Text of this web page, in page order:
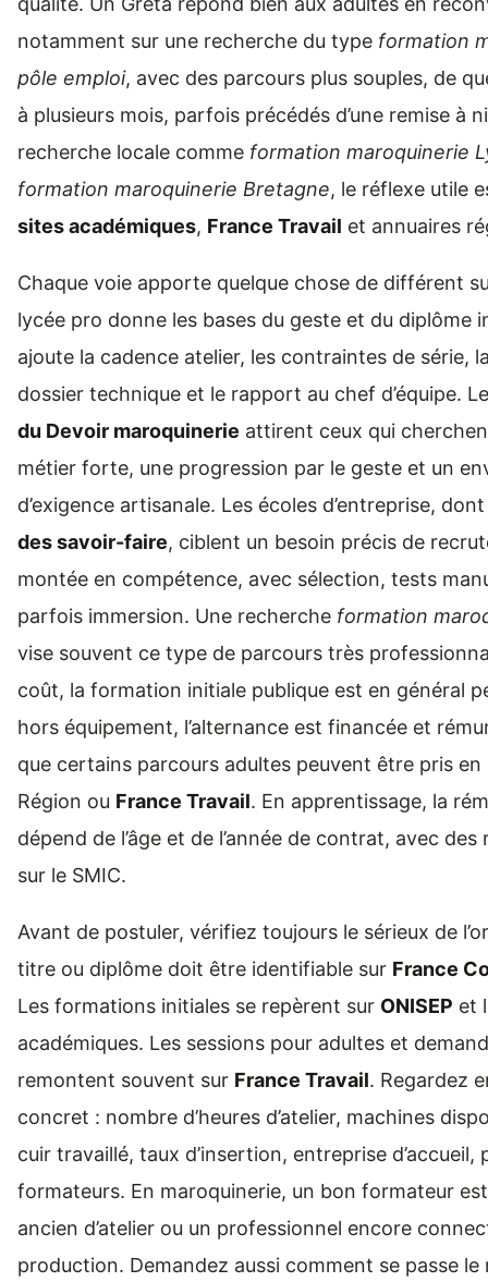
notamment sur une recherche du type formation
pôle emploi, avec des parcours plus souples, de
à plusieurs mois, parfois précédés d’une remise à
recherche locale comme formation maroquinerie
formation maroquinerie Bretagne, le réflexe utile
sites académiques, France Travail et annuaires
Chaque voie apporte quelque chose de différent
lycée pro donne les bases du geste et du diplôme
ajoute la cadence atelier, les contraintes de série,
dossier technique et le rapport au chef d’équipe.
du Devoir maroquinerie attirent ceux qui
métier forte, une progression par le geste et un
d’exigence artisanale. Les écoles d’entreprise, dont
des savoir-faire, ciblent un besoin précis de
montée en compétence, avec sélection, tests
parfois immersion. Une recherche formation
vise souvent ce type de parcours très
coût, la formation initiale publique est en général
hors équipement, l’alternance est financée et
que certains parcours adultes peuvent être pris
Région ou France Travail. En apprentissage, la
dépend de l’âge et de l’année de contrat, avec des
sur le SMIC.
Avant de postuler, vérifiez toujours le sérieux de
titre ou diplôme doit être identifiable sur France
Les formations initiales se repèrent sur ONISEP et
académiques. Les sessions pour adultes et
remontent souvent sur France Travail. Regardez
concret : nombre d’heures d’atelier, machines
cuir travaillé, taux d’insertion, entreprise d’accueil,
formateurs. En maroquinerie, un bon formateur
ancien d’atelier ou un professionnel encore
production. Demandez aussi comment se passe